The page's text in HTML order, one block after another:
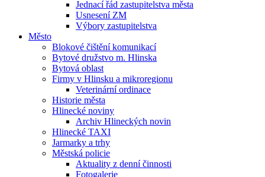
Jednací řád zastupitelstva města
Usnesení ZM
Výbory zastupitelstva
Město
Blokové čištění komunikací
Bytové družstvo m. Hlinska
Bytová oblast
Firmy v Hlinsku a mikroregionu
Veterinární ordinace
Historie města
Hlinecké noviny
Archiv Hlineckých novin
Hlinecké TAXI
Jarmarky a trhy
Městská policie
Aktuality z denní činnosti
Fotogalerie